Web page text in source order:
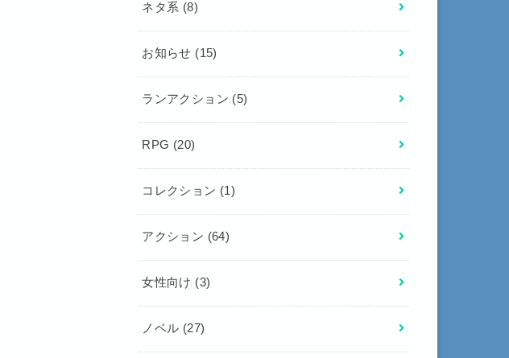
ネタ系 (8)
お知らせ (15)
ランアクション (5)
RPG (20)
コレクション (1)
アクション (64)
女性向け (3)
ノベル (27)